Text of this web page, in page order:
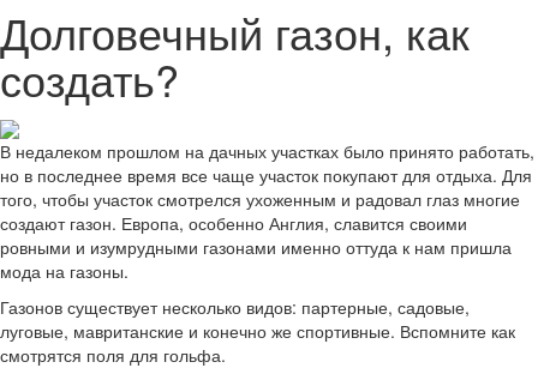
Долговечный газон, как
создать?
В недалеком прошлом на дачных участках было принято работать,
но в последнее время все чаще участок покупают для отдыха. Для
того, чтобы участок смотрелся ухоженным и радовал глаз многие
создают газон. Европа, особенно Англия, славится своими
ровными и изумрудными газонами именно оттуда к нам пришла
мода на газоны.
Газонов существует несколько видов: партерные, садовые,
луговые, мавританские и конечно же спортивные. Вспомните как
смотрятся поля для гольфа.